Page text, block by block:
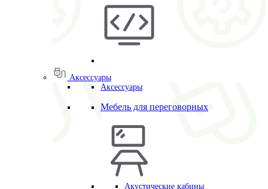
Аксессуары
Аксессуары
Мебель для переговорных
Акустические кабины